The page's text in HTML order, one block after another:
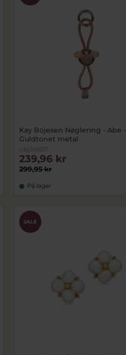
Kay Bojesen Nøglering - Abe -
Guldtonet metal
rdg39807
299,95 kr
239,96 kr
På lager
SALE